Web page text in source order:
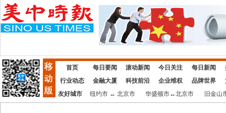
首页 每日要闻 滚动新闻 今日关注 每日新闻
行业动态
金融大厦 科技前沿 企业维权 品牌世界
友好城市
纽约市↔ 北京市 华盛顿市↔北京市 旧金山